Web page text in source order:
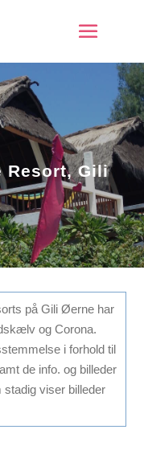
Resort, Gili
på Gili Øerne har
og Corona.
i forhold til
de info. og billeder
viser billeder